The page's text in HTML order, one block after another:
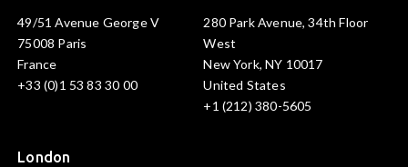
49/51 Avenue George V
75008 Paris
France
+33 (0)1 53 83 30 00
280 Park Avenue, 34th Floor
West
New York, NY 10017
United States
+1 (212) 380-5605
London